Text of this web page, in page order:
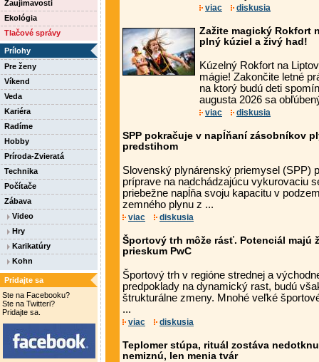
Zaujímavosti
Ekológia
Tlačové správy
Prílohy
Pre ženy
Víkend
Veda
Kariéra
Radíme
Hobby
Príroda-Zvieratá
Technika
Počítače
Zábava
Video
Hry
Karikatúry
Kohn
Pridajte sa
Ste na Facebooku?
Ste na Twitteri?
Pridajte sa.
viac diskusia
Zažite magický Rokfort
plný kúziel a živý had!
Kúzelný Rokfort na
mágie! Zakončite letné
na ktorý budú deti
augusta 2026 sa
viac diskusia
SPP pokračuje v napĺňaní zásobníkov
predstihom
Slovenský plynárenský priemysel (SPP)
príprave na nadchádzajúcu vykurovaciu
priebežne napĺňa svoju kapacitu v
zemného plynu z ...
viac diskusia
Športový trh môže rásť. Potenciál majú
prieskum PwC
Športový trh v regióne strednej a
predpoklady na dynamický rast, budú
štrukturálne zmeny. Mnohé veľké
...
viac diskusia
Teplomer stúpa, rituál zostáva
nemiznú, len menia tvár